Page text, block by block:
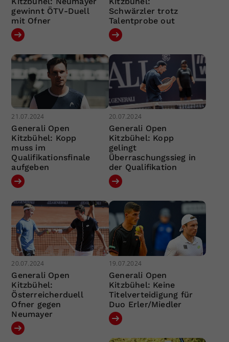
gewinnt ÖTV-Duell
mit Ofner
Schwärzler trotz
Talentprobe out
21.07.2024
Generali Open
Kitzbühel: Kopp
muss im
Qualifikationsfinale
aufgeben
20.07.2024
Generali Open
Kitzbühel: Kopp
gelingt
Überraschungssieg in
der Qualifikation
20.07.2024
Generali Open
Kitzbühel:
Österreicherduell
Ofner gegen
Neumayer
19.07.2024
Generali Open
Kitzbühel: Keine
Titelverteidigung für
Duo Erler/Miedler